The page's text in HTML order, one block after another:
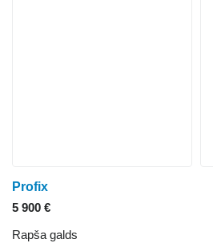
Profix
5 900 €
Rapša galds